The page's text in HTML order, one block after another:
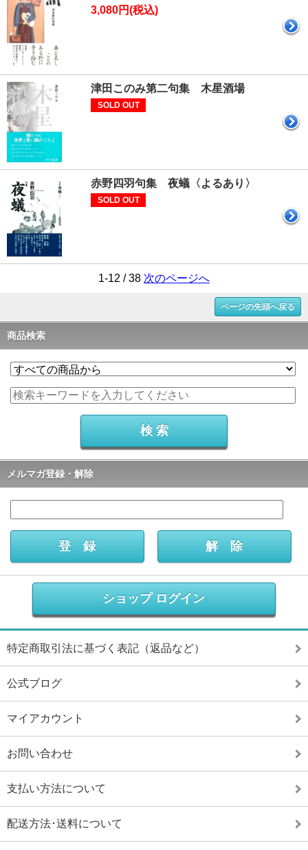
3,080円(税込)
津田このみ第二句集 木星酒場
SOLD OUT
赤野四羽句集 夜蟻〈よるあり〉
SOLD OUT
1-12 / 38 次のページへ
ページの先頭へ戻る
商品検索
メルマガ登録・解除
ショップ ログイン
特定商取引法に基づく表記（返品など）
公式ブログ
マイアカウント
お問い合わせ
支払い方法について
配送方法･送料について